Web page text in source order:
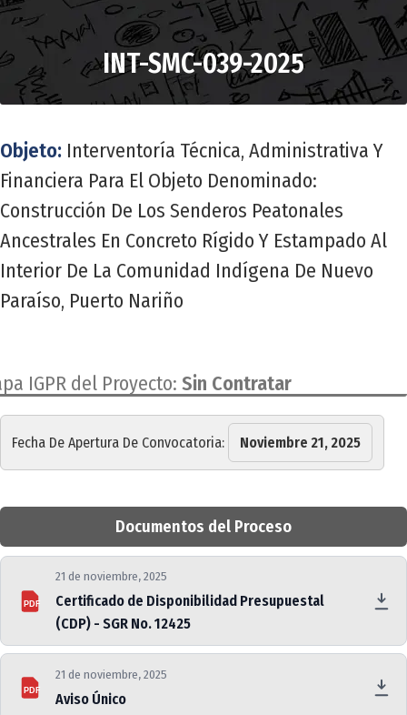
INT-SMC-039-2025
Objeto: Interventoría Técnica, Administrativa Y
Financiera Para El Objeto Denominado:
Construcción De Los Senderos Peatonales
Ancestrales En Concreto Rígido Y Estampado Al
Interior De La Comunidad Indígena De Nuevo
Paraíso, Puerto Nariño
IGPR del Proyecto: Sin Contratar
Fecha De Apertura De Convocatoria: Noviembre 21, 2025
Documentos del Proceso
PDF
21 de noviembre, 2025
Certificado de Disponibilidad Presupuestal
(CDP) - SGR No. 12425
PDF
21 de noviembre, 2025
Aviso Único